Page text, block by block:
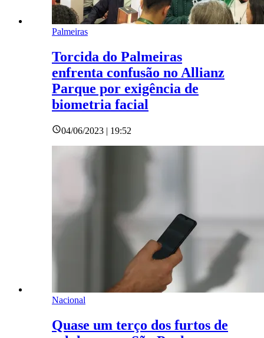
Palmeiras
Torcida do Palmeiras
enfrenta confusão no Allianz
Parque por exigência de
biometria facial
04/06/2023 | 19:52
Nacional
Quase um terço dos furtos de